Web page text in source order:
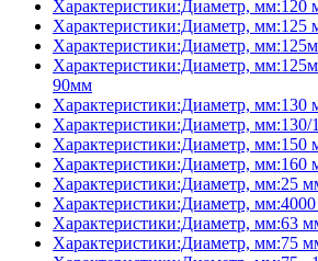
Характеристики:Диаметр, мм:120
Характеристики:Диаметр, мм:125
Характеристики:Диаметр,
Характеристики:Диаметр,
90мм
Характеристики:Диаметр, мм:130
Характеристики:Диаметр, мм:130/
Характеристики:Диаметр, мм:150
Характеристики:Диаметр, мм:160
Характеристики:Диаметр, мм:25
Характеристики:Диаметр,
Характеристики:Диаметр, мм:63
Характеристики:Диаметр, мм:75